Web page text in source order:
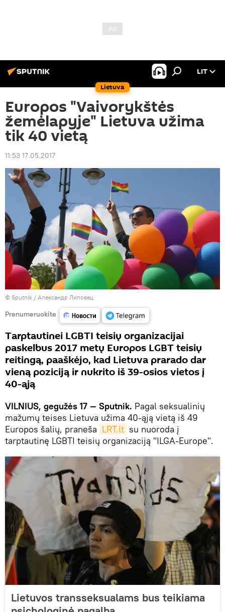
Lietuva
LIT
Europos "Vaivorykštės
žemėlapyje" Lietuva užima
tik 40 vietą
11:53 17.05.2017
© Sputnik / Александр Липовец
Prenumeruokite
Tarptautinei LGBTI teisių organizacijai
paskelbus 2017 metų Europos LGBT teisių
reitingą, paaškėjo, kad Lietuva prarado dar
vieną poziciją ir nukrito iš 39-osios vietos į
40-ąją
VILNIUS, gegužės 17 — Sputnik. Pagal seksualinių
mažumų teises Lietuva užima 40-ąją vietą iš 49
Europos šalių, praneša LRT.lt su nuoroda į
tarptautinę LGBTI teisių organizaciją "ILGA-Europe".
Lietuvos transseksualams bus teikiama